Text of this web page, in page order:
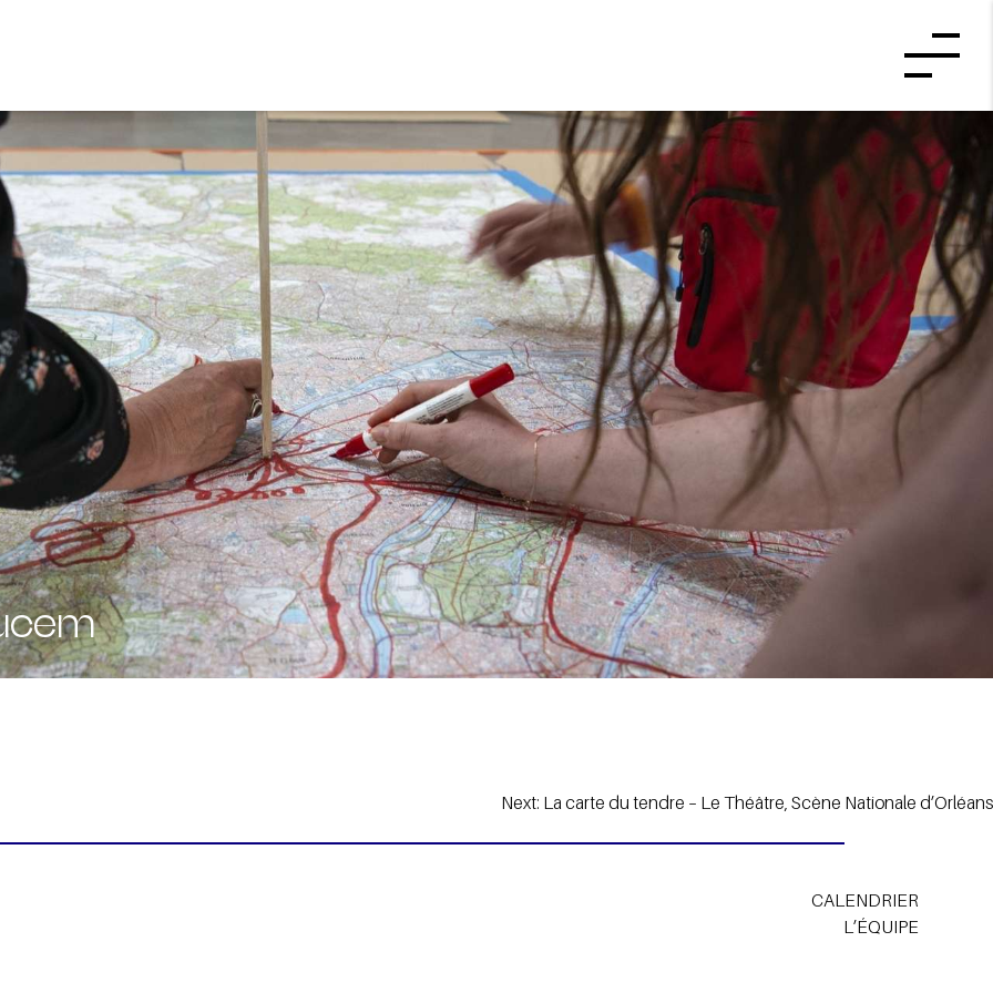
Next: La carte du tendre – Le Théâtre, Scène Nationale d’Orléans
CALENDRIER
L’ÉQUIPE